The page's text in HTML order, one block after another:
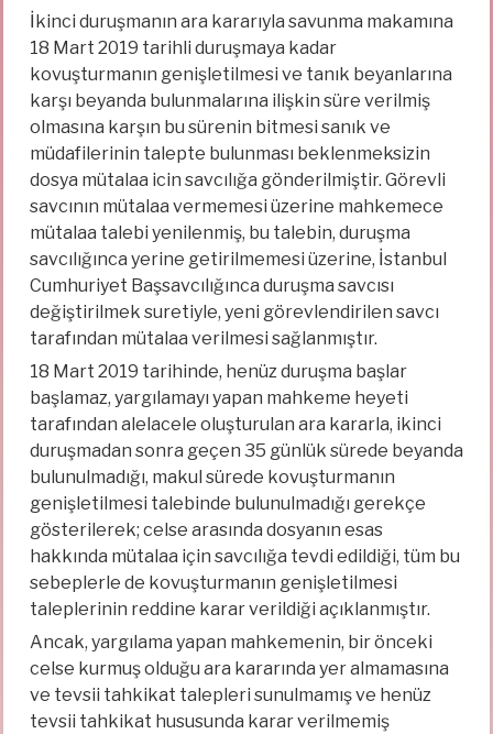
İkinci duruşmanın ara kararıyla savunma makamına
18 Mart 2019 tarihli duruşmaya kadar
kovuşturmanın genişletilmesi ve tanık beyanlarına
karşı beyanda bulunmalarına ilişkin süre verilmiş
olmasına karşın bu sürenin bitmesi sanık ve
müdafilerinin talepte bulunması beklenmeksizin
dosya mütalaa icin savcılığa gönderilmiştir. Görevli
savcının mütalaa vermemesi üzerine mahkemece
mütalaa talebi yenilenmiş, bu talebin, duruşma
savcılığınca yerine getirilmemesi üzerine, İstanbul
Cumhuriyet Başsavcılığınca duruşma savcısı
değiştirilmek suretiyle, yeni görevlendirilen savcı
tarafından mütalaa verilmesi sağlanmıştır.
18 Mart 2019 tarihinde, henüz duruşma başlar
başlamaz, yargılamayı yapan mahkeme heyeti
tarafından alelacele oluşturulan ara kararla, ikinci
duruşmadan sonra geçen 35 günlük sürede beyanda
bulunulmadığı, makul sürede kovuşturmanın
genişletilmesi talebinde bulunulmadığı gerekçe
gösterilerek; celse arasında dosyanın esas
hakkında mütalaa için savcılığa tevdi edildiği, tüm bu
sebeplerle de kovuşturmanın genişletilmesi
taleplerinin reddine karar verildiği açıklanmıştır.
Ancak, yargılama yapan mahkemenin, bir önceki
celse kurmuş olduğu ara kararında yer almamasına
ve tevsii tahkikat talepleri sunulmamış ve henüz
tevsii tahkikat hususunda karar verilmemiş